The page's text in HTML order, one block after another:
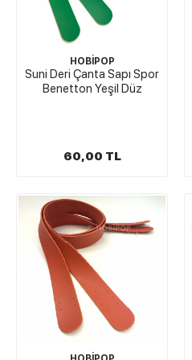
HOBİPOP
Suni Deri Çanta Sapı Spor
Benetton Yeşil Düz
60,00 TL